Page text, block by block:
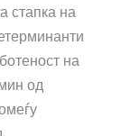
стапка на
на
од